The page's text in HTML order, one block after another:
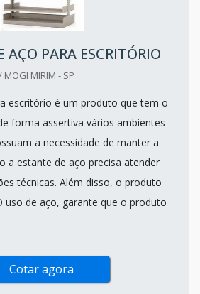
AÇO PARA ESCRITÓRIO
MOGI MIRIM - SP
escritório é um produto que tem o
forma assertiva vários ambientes
a necessidade de manter a
a estante de aço precisa atender
técnicas. Além disso, o produto
uso de aço, garante que o produto
Cotar agora